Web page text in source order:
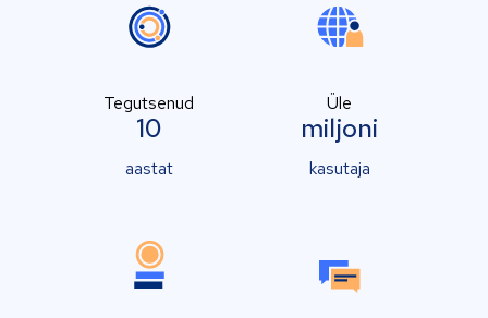
Tegutsenud
10
aastat
Üle
miljoni
kasutaja